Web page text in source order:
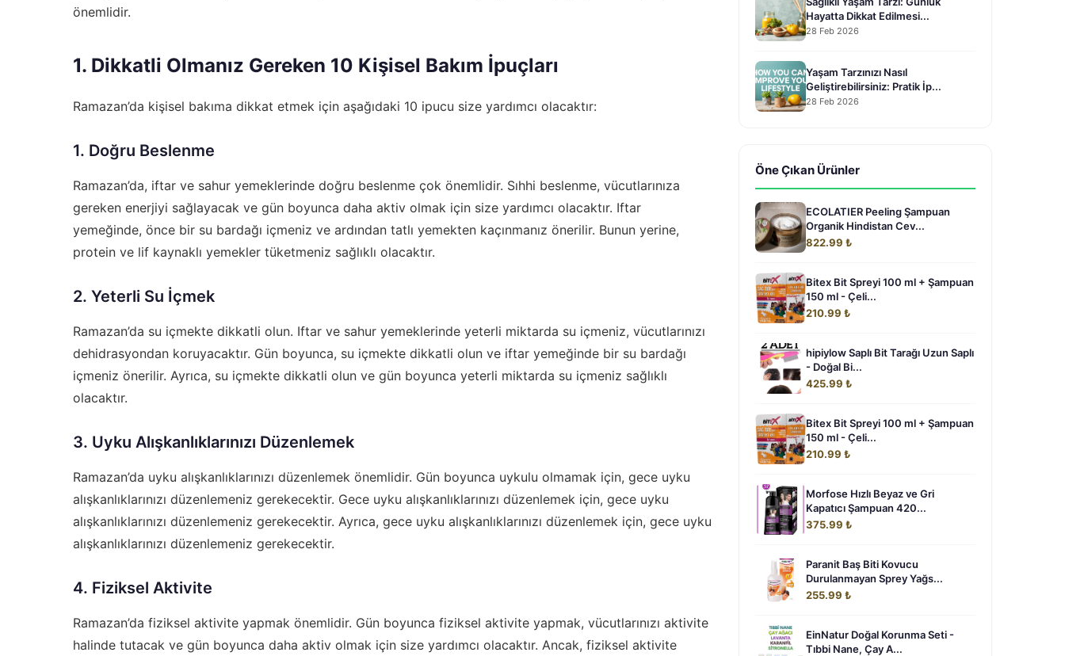
önemlidir.
1. Dikkatli Olmanız Gereken 10 Kişisel Bakım İpuçları
Ramazan’da kişisel bakıma dikkat etmek için aşağıdaki 10 ipucu size yardımcı olacaktır:
1. Doğru Beslenme
Ramazan’da, iftar ve sahur yemeklerinde doğru beslenme çok önemlidir. Sıhhi beslenme, vücutlarınıza
gereken enerjiyi sağlayacak ve gün boyunca daha aktiv olmak için size yardımcı olacaktır. Iftar
yemeğinde, önce bir su bardağı içmeniz ve ardından tatlı yemekten kaçınmanız önerilir. Bunun yerine,
protein ve lif kaynaklı yemekler tüketmeniz sağlıklı olacaktır.
2. Yeterli Su İçmek
Ramazan’da su içmekte dikkatli olun. Iftar ve sahur yemeklerinde yeterli miktarda su içmeniz, vücutlarınızı
dehidrasyondan koruyacaktır. Gün boyunca, su içmekte dikkatli olun ve iftar yemeğinde bir su bardağı
içmeniz önerilir. Ayrıca, su içmekte dikkatli olun ve gün boyunca yeterli miktarda su içmeniz sağlıklı
olacaktır.
3. Uyku Alışkanlıklarınızı Düzenlemek
Ramazan’da uyku alışkanlıklarınızı düzenlemek önemlidir. Gün boyunca uykulu olmamak için, gece uyku
alışkanlıklarınızı düzenlemeniz gerekecektir. Gece uyku alışkanlıklarınızı düzenlemek için, gece uyku
alışkanlıklarınızı düzenlemeniz gerekecektir. Ayrıca, gece uyku alışkanlıklarınızı düzenlemek için, gece uyku
alışkanlıklarınızı düzenlemeniz gerekecektir.
4. Fiziksel Aktivite
Ramazan’da fiziksel aktivite yapmak önemlidir. Gün boyunca fiziksel aktivite yapmak, vücutlarınızı aktivite
halinde tutacak ve gün boyunca daha aktiv olmak için size yardımcı olacaktır. Ancak, fiziksel aktivite
Hayatta Dikkat Edilmesi...
28 Feb 2026
Yaşam Tarzınızı Nasıl
Geliştirebilirsiniz: Pratik İp...
28 Feb 2026
Öne Çıkan Ürünler
ECOLATIER Peeling Şampuan
Organik Hindistan Cev...
822.99 ₺
Bitex Bit Spreyi 100 ml + Şampuan
150 ml - Çeli...
210.99 ₺
hipiylow Saplı Bit Tarağı Uzun Saplı
- Doğal Bi...
425.99 ₺
Bitex Bit Spreyi 100 ml + Şampuan
150 ml - Çeli...
210.99 ₺
Morfose Hızlı Beyaz ve Gri
Kapatıcı Şampuan 420...
375.99 ₺
Paranit Baş Biti Kovucu
Durulanmayan Sprey Yağs...
255.99 ₺
EinNatur Doğal Korunma Seti -
Tıbbi Nane, Çay A...